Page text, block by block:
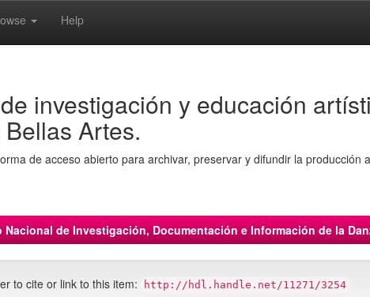
Help
investigación y educación
Artes.
de acceso abierto para archivar, preservar y difundir la producción
Nacional de Investigación, Documentación e Información de la
to cite or link to this item: http://hdl.handle.net/11271/3254